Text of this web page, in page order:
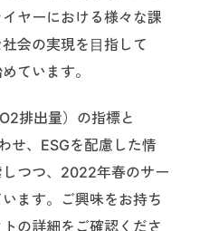
ヤーにおける様々な課
会の実現を⽬指して
ています。
排出量）の指標と
せ、ESGを配慮した情
つつ、2022年春のサー
ます。ご興味をお持ち
の詳細をご確認くださ